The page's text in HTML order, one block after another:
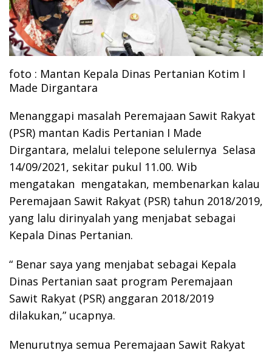
foto : Mantan Kepala Dinas Pertanian Kotim I
Made Dirgantara
Menanggapi masalah Peremajaan Sawit Rakyat
(PSR) mantan Kadis Pertanian I Made
Dirgantara, melalui telepone selulernya Selasa
14/09/2021, sekitar pukul 11.00. Wib
mengatakan mengatakan, membenarkan kalau
Peremajaan Sawit Rakyat (PSR) tahun 2018/2019,
yang lalu dirinyalah yang menjabat sebagai
Kepala Dinas Pertanian.
“ Benar saya yang menjabat sebagai Kepala
Dinas Pertanian saat program Peremajaan
Sawit Rakyat (PSR) anggaran 2018/2019
dilakukan,” ucapnya.
Menurutnya semua Peremajaan Sawit Rakyat